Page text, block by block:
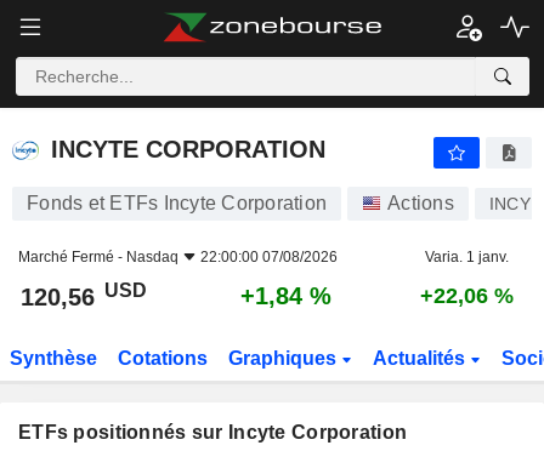
INCYTE CORPORATION
INCYTE CORPORATION
Fonds et ETFs Incyte Corporation Actions INCY
Marché Fermé - Nasdaq 22:00:00 07/08/2026 Varia. 1 janv.
120,56 USD +1,84 % +22,06 %
Synthèse Cotations Graphiques Actualités
ETFs positionnés sur Incyte Corporation